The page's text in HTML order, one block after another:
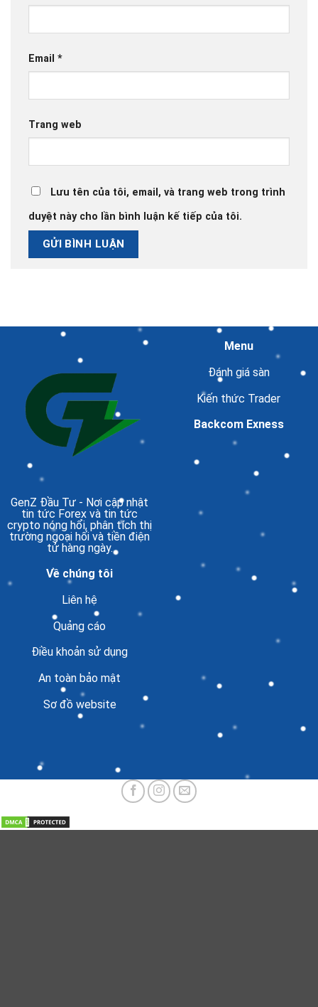
Email *
Trang web
Lưu tên của tôi, email, và trang web trong trình
duyệt này cho lần bình luận kế tiếp của tôi.
GenZ Đầu Tư - Nơi cập nhật
tin tức Forex và tin tức
crypto nóng hổi, phân tích thị
trường ngoại hối và tiền điện
tử hàng ngày.
Menu
Đánh giá sàn
Kiến thức Trader
Backcom Exness
Về chúng tôi
Liên hệ
Quảng cáo
Điều khoản sử dụng
An toàn bảo mật
Sơ đồ website